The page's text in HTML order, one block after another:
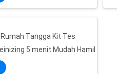
Tangga Kit Tes
5 menit Mudah Hamil